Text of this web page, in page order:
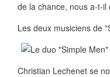
de la chance, nous a-t-il
Les deux musiciens de
Christian Lechenet se